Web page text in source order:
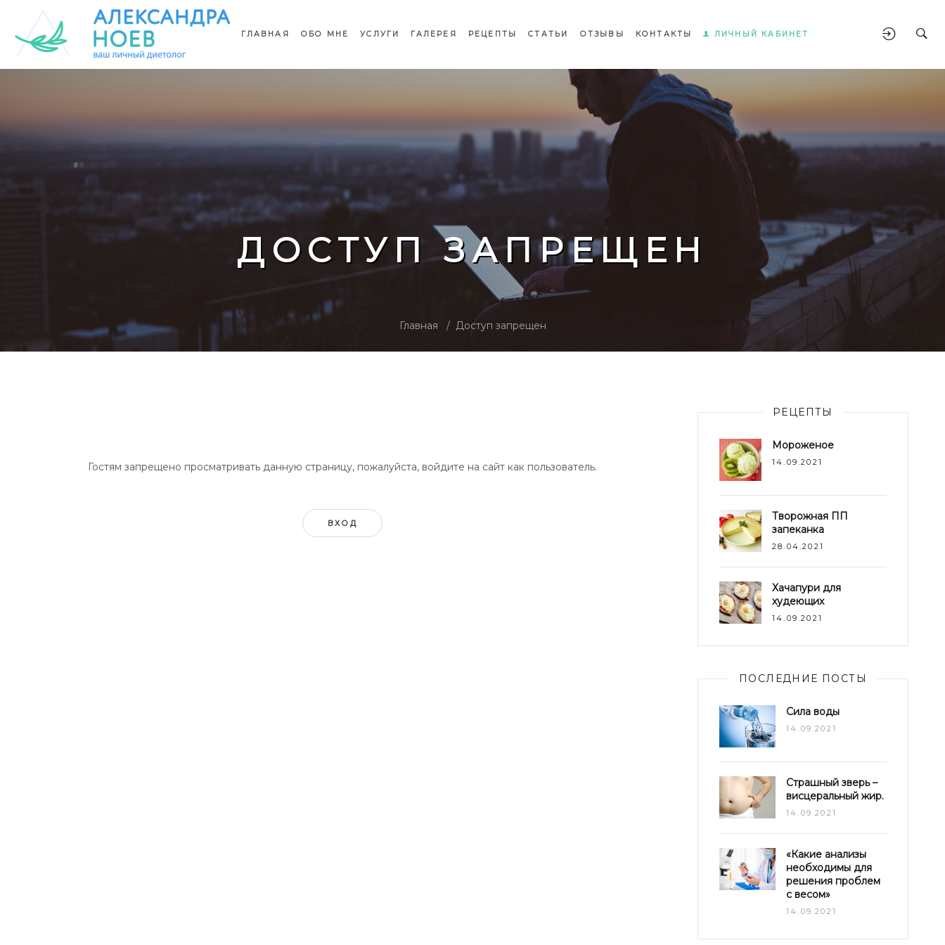
ГЛАВНАЯ ОБО МНЕ УСЛУГИ ГАЛЕРЕЯ РЕЦЕПТЫ СТАТЬИ ОТЗЫВЫ КОНТАКТЫ ЛИЧНЫЙ КАБИНЕТ
ДОСТУП ЗАПРЕЩЕН
Главная Доступ запрещен
Гостям запрещено просматривать данную страницу, пожалуйста, войдите на сайт как пользователь.
ВХОД
РЕЦЕПТЫ
Мороженое
14.09.2021
Творожная ПП
запеканка
28.04.2021
Хачапури для
худеющих
14.09.2021
ПОСЛЕДНИЕ ПОСТЫ
Сила воды
14.09.2021
Страшный зверь –
висцеральный жир.
14.09.2021
«Какие анализы
необходимы для
решения проблем
с весом»
14.09.2021